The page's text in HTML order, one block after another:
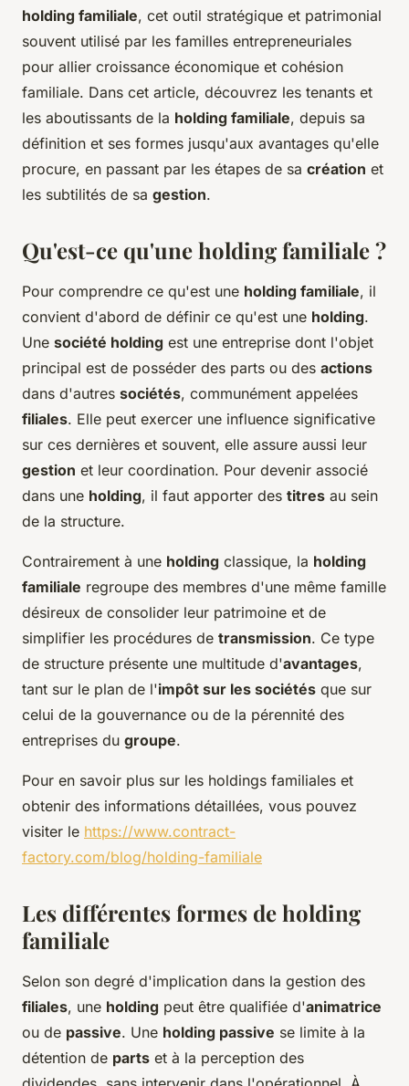
holding familiale, cet outil stratégique et patrimonial
souvent utilisé par les familles entrepreneuriales
pour allier croissance économique et cohésion
familiale. Dans cet article, découvrez les tenants et
les aboutissants de la holding familiale, depuis sa
définition et ses formes jusqu'aux avantages qu'elle
procure, en passant par les étapes de sa création et
les subtilités de sa gestion.
Qu'est-ce qu'une holding familiale ?
Pour comprendre ce qu'est une holding familiale, il
convient d'abord de définir ce qu'est une holding.
Une société holding est une entreprise dont l'objet
principal est de posséder des parts ou des actions
dans d'autres sociétés, communément appelées
filiales. Elle peut exercer une influence significative
sur ces dernières et souvent, elle assure aussi leur
gestion et leur coordination. Pour devenir associé
dans une holding, il faut apporter des titres au sein
de la structure.
Contrairement à une holding classique, la holding
familiale regroupe des membres d'une même famille
désireux de consolider leur patrimoine et de
simplifier les procédures de transmission. Ce type
de structure présente une multitude d'avantages,
tant sur le plan de l'impôt sur les sociétés que sur
celui de la gouvernance ou de la pérennité des
entreprises du groupe.
Pour en savoir plus sur les holdings familiales et
obtenir des informations détaillées, vous pouvez
visiter le https://www.contract-
factory.com/blog/holding-familiale
Les différentes formes de holding
familiale
Selon son degré d'implication dans la gestion des
filiales, une holding peut être qualifiée d'animatrice
ou de passive. Une holding passive se limite à la
détention de parts et à la perception des